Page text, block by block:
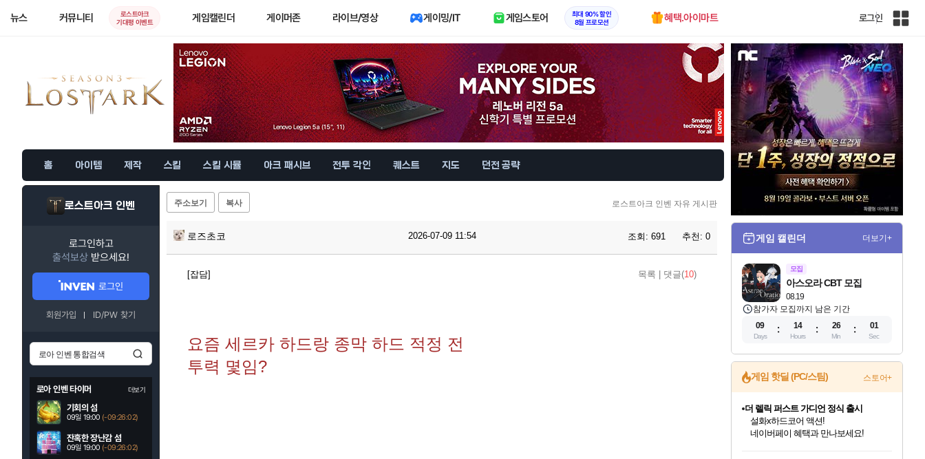
뉴스 커뮤니티
로스트아크
기대평 이벤트
게임캘린더 게이머존 라이브/영상 게이밍/IT 게임스토어
최대 90% 할인
8월 프로모션
혜택.아이마트 로그인
인
전
체
사
홈 아이템 제작 스킬 스킬 시뮬 아크 패시브 전투 각인 퀘스트 지도 던전 공략
로스트아크 인벤
로그인하고
출석보상 받으세요!
로그인
회원가입 ID/PW 찾기
로아 인벤 타이머 더보기
기회의 섬
09일 19:00 (-09:26:00)
잔혹한 장난감 섬
09일 19:00 (-09:26:00)
주소보기 복사 로스트아크 인벤 자유 게시판
로즈초코 2026-07-09 11:54 조회: 691 추천: 0
[잡담] 목록 댓글(10)
요즘 세르카 하드랑 종막 하드 적정 전
투력 몇임?
게임 캘린더 더보기+
모집
08.19
아스오라 CBT 모집
참가자 모집까지 남은 기간
09
Days
14
Hours
26
Min
00
Sec
게임 핫딜 (PC/스팀) 스토어+
더 렐릭 퍼스트 가디언 정식 출시
설화x하드코어 액션!
네이버페이 혜택과 만나보세요!